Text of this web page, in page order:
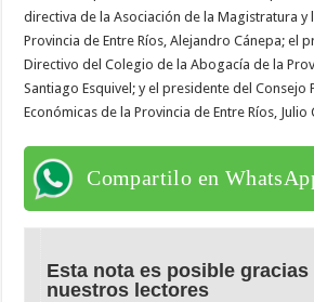
directiva de la Asociación de la Magistratura y
Provincia de Entre Ríos, Alejandro Cánepa; el
Directivo del Colegio de la Abogacía de la
Santiago Esquivel; y el presidente del Consejo
Económicas de la Provincia de Entre Ríos, Julio
Compartilo en
Esta nota es posible gracias
nuestros lectores